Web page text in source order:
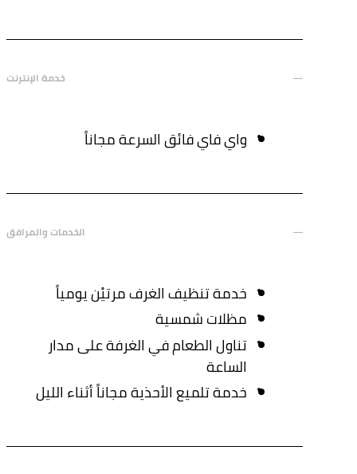
خدمة الإنترنت
واي فاي فائق السرعة مجاناً
الخدمات والمرافق
خدمة تنظيف الغرف مرتيْن يومياً
مظلات شمسية
تناول الطعام في الغرفة على مدار
الساعة
خدمة تلميع الأحذية مجاناً أثناء الليل